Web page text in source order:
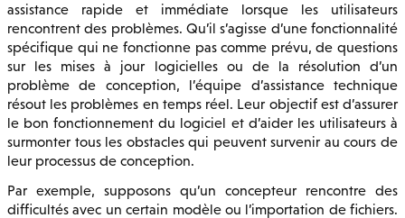
assistance rapide et immédiate lorsque les utilisateurs
rencontrent des problèmes. Qu’il s’agisse d’une fonctionnalité
spécifique qui ne fonctionne pas comme prévu, de questions
sur les mises à jour logicielles ou de la résolution d’un
problème de conception, l’équipe d’assistance technique
résout les problèmes en temps réel. Leur objectif est d’assurer
le bon fonctionnement du logiciel et d’aider les utilisateurs à
surmonter tous les obstacles qui peuvent survenir au cours de
leur processus de conception.
Par exemple, supposons qu’un concepteur rencontre des
difficultés avec un certain modèle ou l’importation de fichiers.